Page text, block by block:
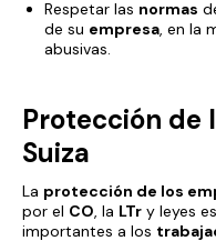
Respetar las normas
de su empresa, en la
abusivas.
Protección de
Suiza
La protección de los
por el CO, la LTr y leyes
importantes a los